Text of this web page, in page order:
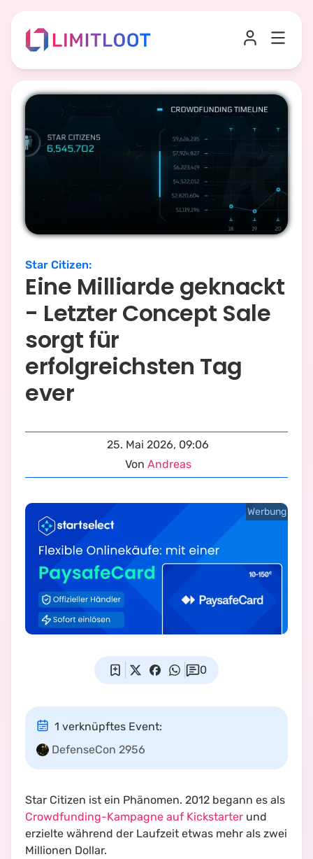
Star Citizen:
Eine Milliarde geknackt
- Letzter Concept Sale
sorgt für
erfolgreichsten Tag
ever
25. Mai 2026, 09:06
Von Andreas
Werbung
0
1 verknüpftes Event:
DefenseCon 2956
Star Citizen ist ein Phänomen. 2012 begann es als
Crowdfunding-Kampagne auf Kickstarter und
erzielte während der Laufzeit etwas mehr als zwei
Millionen Dollar.